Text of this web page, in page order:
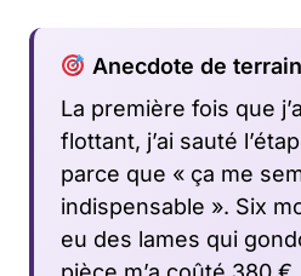
Anecdote de terrain
La première fois que
flottant, j’ai sauté
parce que « ça me
indispensable ». Six
eu des lames qui